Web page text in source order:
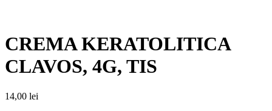
CREMA KERATOLITICA
CLAVOS, 4G, TIS
14,00 lei